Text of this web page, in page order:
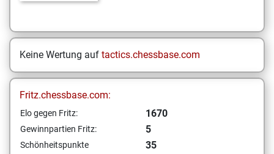
Keine Wertung auf tactics.chessbase.com
Fritz.chessbase.com:
Elo gegen Fritz: 1670
Gewinnpartien Fritz: 5
Schönheitspunkte
35